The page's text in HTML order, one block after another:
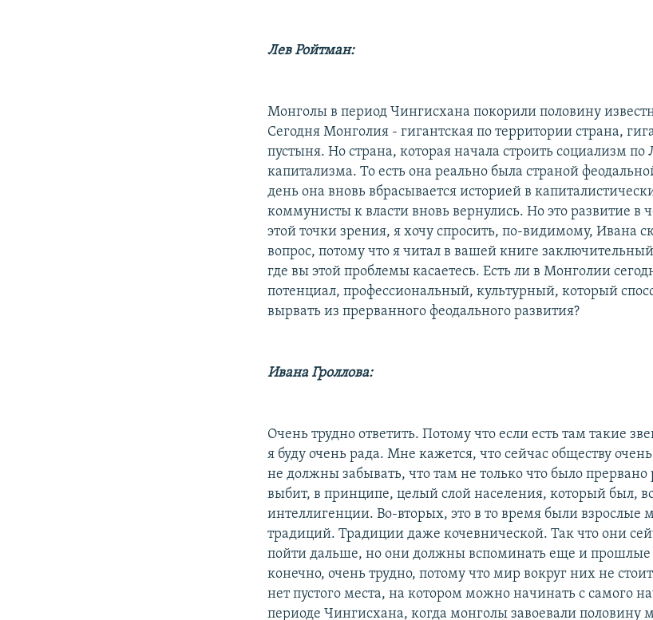
Лев Ройтман:
Монголы в период Чингисхана покорили половину
Сегодня Монголия - гигантская по территории страна,
пустыня. Но страна, которая начала строить социализм
капитализма. То есть она реально была страной
день она вновь вбрасывается историей в
коммунисты к власти вновь вернулись. Но это развитие в
этой точки зрения, я хочу спросить, по-видимому, Ивана
вопрос, потому что я читал в вашей книге заключительный
где вы этой проблемы касаетесь. Есть ли в Монголии
потенциал, профессиональный, культурный, который
вырвать из прерванного феодального развития?
Ивана Гроллова:
Очень трудно ответить. Потому что если есть там такие
я буду очень рада. Мне кажется, что сейчас обществу
не должны забывать, что там не только что было прервано
выбит, в принципе, целый слой населения, который был,
интеллигенции. Во-вторых, это в то время были
традиций. Традиции даже кочевнической. Так что они
пойти дальше, но они должны вспоминать еще и прошлые
конечно, очень трудно, потому что мир вокруг них не
нет пустого места, на котором можно начинать с самого
периоде Чингисхана, когда монголы завоевали половину